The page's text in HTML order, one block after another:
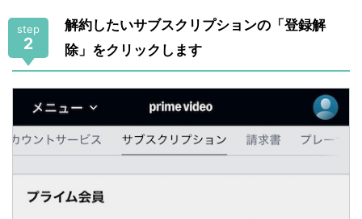
step
2
解約したいサブスクリプションの「登録解
除」をクリックします